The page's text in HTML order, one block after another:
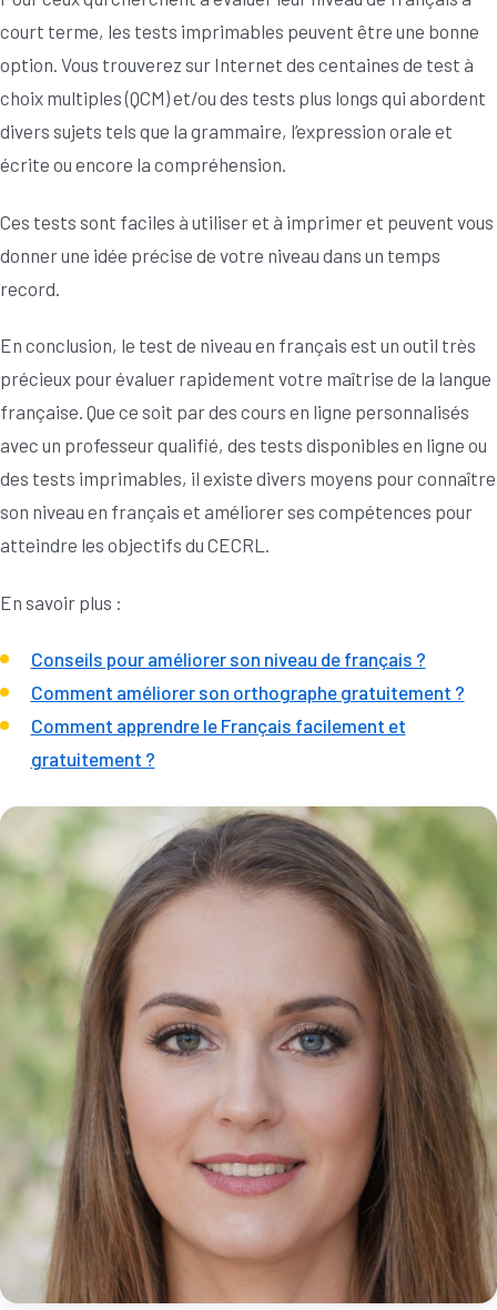
court terme, les tests imprimables peuvent être une bonne
option. Vous trouverez sur Internet des centaines de test à
choix multiples (QCM) et/ou des tests plus longs qui abordent
divers sujets tels que la grammaire, l’expression orale et
écrite ou encore la compréhension.
Ces tests sont faciles à utiliser et à imprimer et peuvent vous
donner une idée précise de votre niveau dans un temps
record.
En conclusion, le test de niveau en français est un outil très
précieux pour évaluer rapidement votre maîtrise de la langue
française. Que ce soit par des cours en ligne personnalisés
avec un professeur qualifié, des tests disponibles en ligne ou
des tests imprimables, il existe divers moyens pour connaître
son niveau en français et améliorer ses compétences pour
atteindre les objectifs du CECRL.
En savoir plus :
Conseils pour améliorer son niveau de français ?
Comment améliorer son orthographe gratuitement ?
Comment apprendre le Français facilement et
gratuitement ?